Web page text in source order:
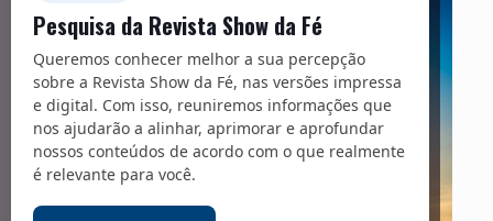
Pesquisa da Revista Show da Fé
Queremos conhecer melhor a sua percepção
sobre a Revista Show da Fé, nas versões impressa
e digital. Com isso, reuniremos informações que
nos ajudarão a alinhar, aprimorar e aprofundar
nossos conteúdos de acordo com o que realmente
é relevante para você.